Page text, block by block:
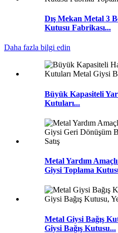
Dış Mekan Metal 3
Kutusu Fabrikası...
Daha fazla bilgi edin
Büyük Kapasiteli
Kutuları...
Metal Yardım
Giysi Toplama
Metal Giysi Bağış
Giysi Bağış Kutusu...